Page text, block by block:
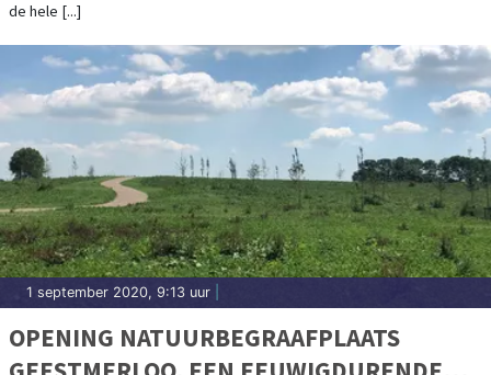
de hele [...]
1 september 2020, 9:13 uur
OPENING NATUURBEGRAAFPLAATS